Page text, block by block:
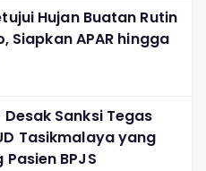
Hujan Buatan Rutin
Siapkan APAR hingga
Sanksi Tegas
Tasikmalaya yang
BPJS